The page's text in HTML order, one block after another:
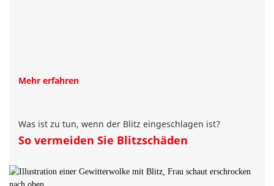
Mehr erfahren
Was ist zu tun, wenn der Blitz eingeschlagen ist?
So vermeiden Sie Blitzschäden